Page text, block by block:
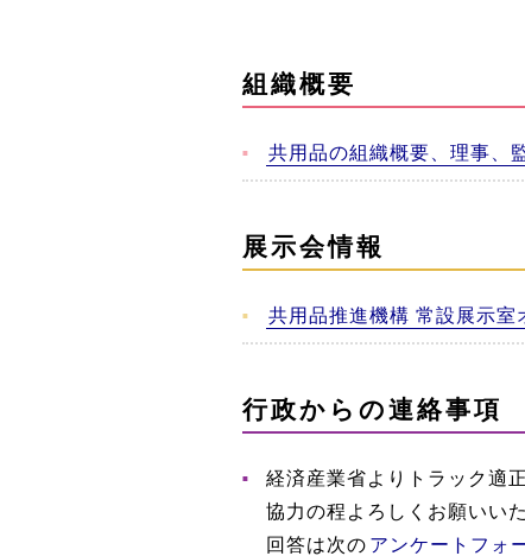
組織概要
共用品の組織概要、理事、
展示会情報
共用品推進機構 常設展示室
行政からの連絡事項
経済産業省よりトラック適
協力の程よろしくお願いい
回答は次の アンケートフォ